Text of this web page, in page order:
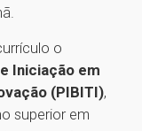
o
Iniciação em
(PIBITI),
superior em